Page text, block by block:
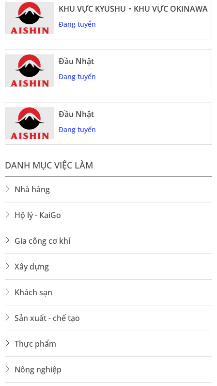
KHU VỰC KYUSHU・KHU VỰC OKINAWA
Đang tuyển
Đầu Nhật
Đang tuyển
Đầu Nhật
Đang tuyển
DANH MỤC VIỆC LÀM
Nhà hàng
Hộ lý - KaiGo
Gia công cơ khí
Xây dựng
Khách sạn
Sản xuất - chế tạo
Thực phẩm
Nông nghiệp